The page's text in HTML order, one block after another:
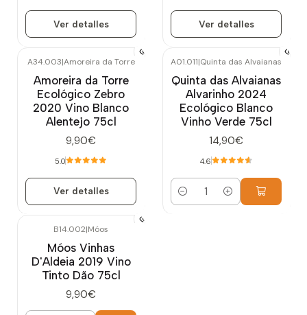
Ver detalles Ver detalles
A34.003|Amoreira da Torre
Amoreira da Torre
Ecológico Zebro
2020 Vino Blanco
Alentejo 75cl
9,90€
5.0
Ver detalles
A01.011|Quinta das Alvaianas
Quinta das Alvaianas
Alvarinho 2024
Ecológico Blanco
Vinho Verde 75cl
14,90€
4.6
Cantidad
B14.002|Móos
Móos Vinhas
D'Aldeia 2019 Vino
Tinto Dão 75cl
9,90€